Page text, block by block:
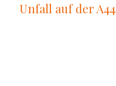
Unfall auf der A44